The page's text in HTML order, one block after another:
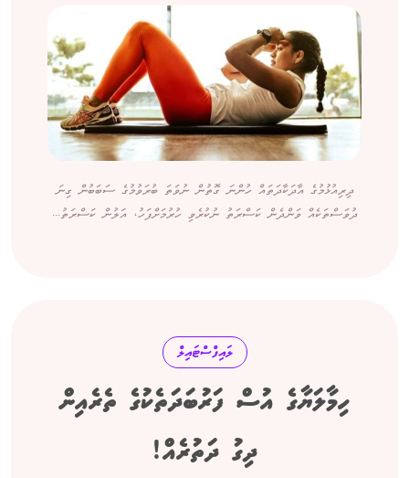
ދިރިއުޅުމުގެ އާދަކާދަތައް ހުންނަ ގޮތުން ނުވަތަ ބުރަވުމުގެ ސަބަބުން ގިނަ
ދުވަސްތަކެއް ވަންދެން ކަސްރަތު ނުކުރެވި ހުރުމަށްފަހު، އަލުން ކަސްރަތު...
ލައިފްސްޓައިލް
ހިމާލަޔާގެ އުސް ފަރުބަދަތެކުގެ ތެރެއިން
ދިގު ދަތުރެއް!